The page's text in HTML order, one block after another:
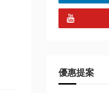
優惠提案